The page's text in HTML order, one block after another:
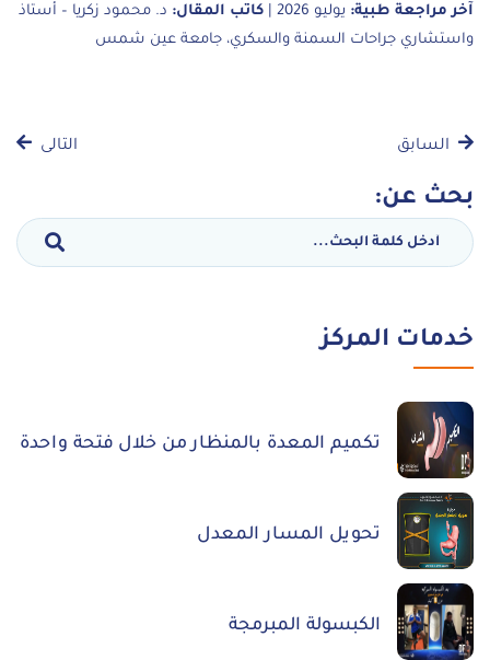
آخر مراجعة طبية: يوليو 2026 | كاتب المقال: د. محمود زكريا – أستاذ
واستشاري جراحات السمنة والسكري، جامعة عين شمس
السابق التالى
بحث عن:
خدمات المركز
تكميم المعدة بالمنظار من خلال فتحة واحدة
تحويل المسار المعدل
الكبسولة المبرمجة